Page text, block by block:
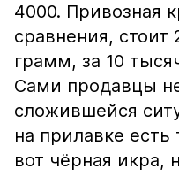
4000. Привозная
сравнения, стоит
грамм, за 10
Сами продавцы
сложившейся
на прилавке есть
вот чёрная икра,